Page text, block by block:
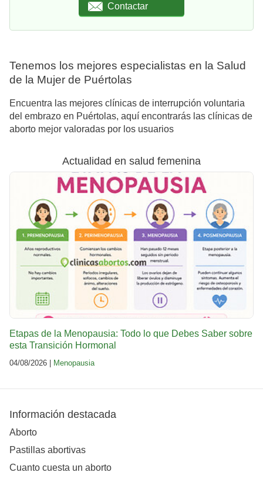
Contactar
Tenemos los mejores especialistas en la Salud
de la Mujer de Puértolas
Encuentra las mejores clínicas de interrupción voluntaria
del embrazo en Puértolas, aquí encontrarás las clínicas de
aborto mejor valoradas por los usuarios
Actualidad en salud femenina
Etapas de la Menopausia: Todo lo que Debes Saber sobre
esta Transición Hormonal
04/08/2026 | Menopausia
Información destacada
Aborto
Pastillas abortivas
Cuanto cuesta un aborto